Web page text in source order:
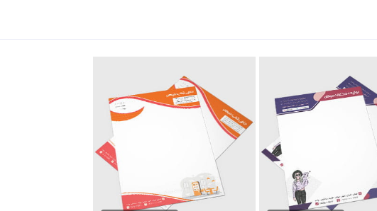
رعایت کلیه قوانین موجود در سایت به عهده خریدار می باشد
سربرگ بوتیک لباس
79,000 تومان
سربرگ لایه باز کافه رستوران
79,000 تومان